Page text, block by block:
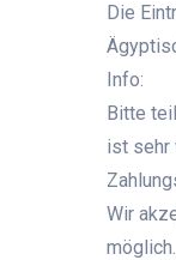
Die
Info:
Bitte
ist sehr
Wir
möglich.